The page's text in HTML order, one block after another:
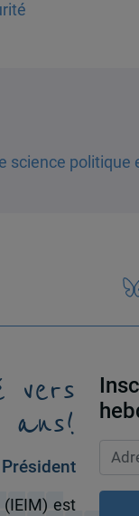
vers
ans!
(IEIM) est